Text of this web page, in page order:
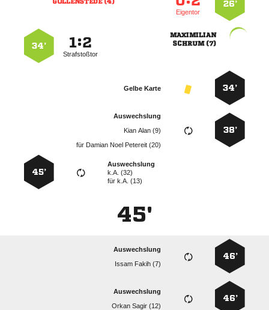
26’
Eigentor
 

 
:
Strafstoßtor
34’
34’
Gelbe Karte
38’
Auswechslung
  
für    
Auswechslung
k.A. (32)
fürk.A. (13)
45’
45'
46’
Auswechslung
  
46’
Auswechslung
  